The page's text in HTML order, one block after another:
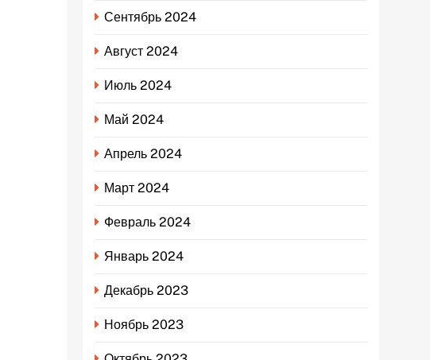
Сентябрь 2024
Август 2024
Июль 2024
Май 2024
Апрель 2024
Март 2024
Февраль 2024
Январь 2024
Декабрь 2023
Ноябрь 2023